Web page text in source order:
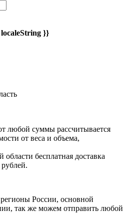
}}
любой суммы рассчитывается
от веса и объема,
бесплатная доставка
России, основной
так же можем отправить любой